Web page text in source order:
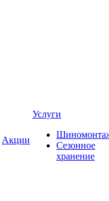
Акции
Услуги
Сезонное
хранение